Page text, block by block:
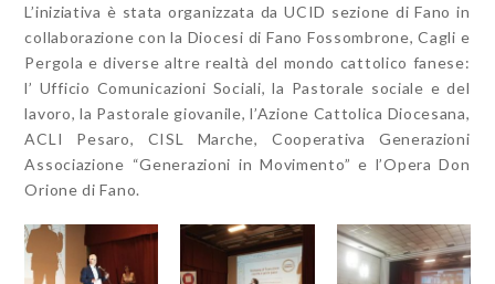
L’iniziativa è stata organizzata da UCID sezione di Fano in
collaborazione con la Diocesi di Fano Fossombrone, Cagli e
Pergola e diverse altre realtà del mondo cattolico fanese:
l’ Ufficio Comunicazioni Sociali, la Pastorale sociale e del
lavoro, la Pastorale giovanile, l’Azione Cattolica Diocesana,
ACLI Pesaro, CISL Marche, Cooperativa Generazioni
Associazione “Generazioni in Movimento” e l’Opera Don
Orione di Fano.